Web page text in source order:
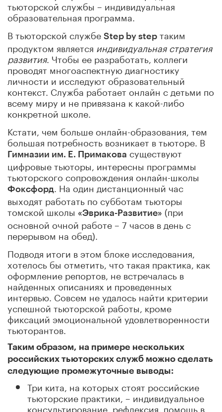
тьюторской службы – индивидуальная
образовательная программа.
В тьюторской службе Step by step таким
продуктом является индивидуальная стратегия
развития. Чтобы ее разработать, коллеги
проводят многоаспектную диагностику
личности и исследуют образовательный
контекст. Служба работает онлайн с детьми по
всему миру и не привязана к какой-либо
конкретной школе.
Кстати, чем больше онлайн-образования, тем
большая потребность возникает в тьюторе. В
Гимназии им. Е. Примакова существуют
цифровые тьюторы, интересны программы
тьюторского сопровождения онлайн-школы
Фоксфорд
. На один дистанционный час
выходят работать по субботам тьюторы
томской школы «Эврика-Развитие» (при
основной очной работе – 7 часов в день с
перерывом на обед).
Подводя итоги в этом блоке исследования,
хотелось бы отметить, что такая практика, как
оформление репортов, не встречалась в
найденных описаниях и проведенных
интервью. Совсем не удалось найти критерии
успешной тьюторской работы, кроме
фиксаций эмоциональной удовлетворенности
тьюторантов.
Таким образом, на примере нескольких
российских тьюторских служб можно сделать
следующие промежуточные выводы:
Три кита, на которых стоят российские
тьюторские практики, – индивидуальное
консультирование, рефлексия, помощь в